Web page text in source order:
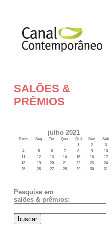
SALÕES &
PRÊMIOS
julho 2021
Dom Seg Ter Qua Qui Sex
Sab
1
2
3
4
5 6 7 8 9
10
11
12 13 14 15 16
17
18
19 20 21 22 23
24
25
26 27 28 29 30 31
Pesquise em
salões & prêmios: